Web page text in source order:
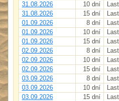
31.08.2026
10 dní
31.08.2026
15 dní
01.09.2026
8 dní
01.09.2026
10 dní
01.09.2026
15 dní
02.09.2026
8 dní
02.09.2026
10 dní
02.09.2026
15 dní
03.09.2026
8 dní
03.09.2026
10 dní
03.09.2026
15 dní